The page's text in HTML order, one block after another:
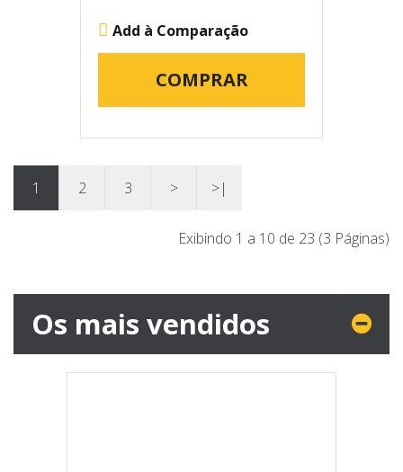
Add à Comparação
COMPRAR
1 2 3 > >|
Exibindo 1 a 10 de 23 (3 Páginas)
Os mais vendidos